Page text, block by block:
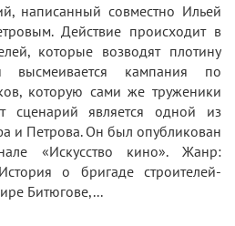
написанный совместно Ильей
Действие происходит в
которые возводят плотину
высмеивается кампания по
которую сами же труженики
сценарий является одной из
и Петрова. Он был опубликован
«Искусство кино». Жанр:
о бригаде строителей-
Битюгове,...